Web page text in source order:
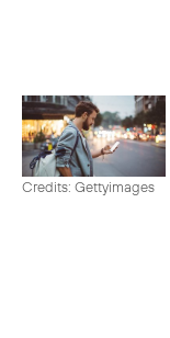
Credits: Gettyimages